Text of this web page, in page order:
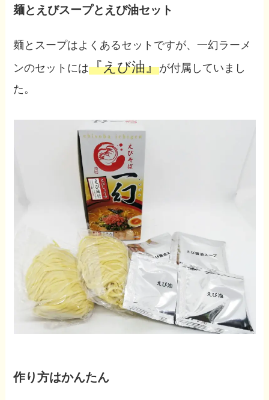
麺とえびスープとえび油セット
麺とスープはよくあるセットですが、一幻ラーメ
ンのセットには『えび油』が付属していまし
た。
作り方はかんたん